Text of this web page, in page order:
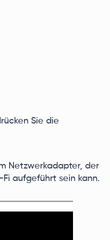
Sie die
Netzwerkadapter, der
aufgeführt sein kann.